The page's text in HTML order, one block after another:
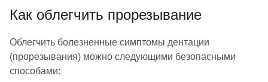
Как облегчить прорезывание
Облегчить болезненные симптомы дентации
(прорезывания) можно следующими безопасными
способами: